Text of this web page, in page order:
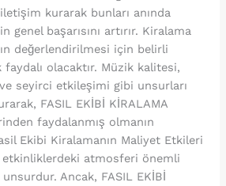
kurarak bunları anında
başarısını artırır. Kiralama
değerlendirilmesi için belirli
olacaktır. Müzik kalitesi,
seyirci etkileşimi gibi unsurları
FASIL EKİBİ KİRALAMA
faydalanmış olmanın
Ekibi Kiralamanın Maliyet Etkileri
etkinliklerdeki atmosferi önemli
Ancak, FASIL EKİBİ